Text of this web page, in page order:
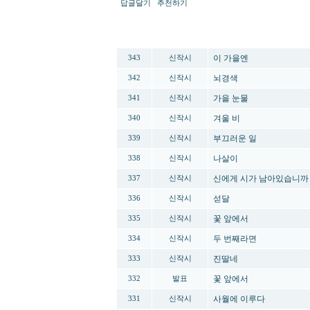
답글달기 추천하기
343 신작시 이 가을엔
342 신작시 뇌경색
341 신작시 가을 눈물
340 신작시 겨울 비
339 신작시 부끄러운 일
338 신작시 나살이
337 신작시 신에게 시가 남아있습니까
336 신작시 섣달
335 신작시 꽃 앞에서
334 신작시 두 번째라면
333 신작시 진딸네
332 발표 꽃 앞에서
331 신작시 사월에 이루다